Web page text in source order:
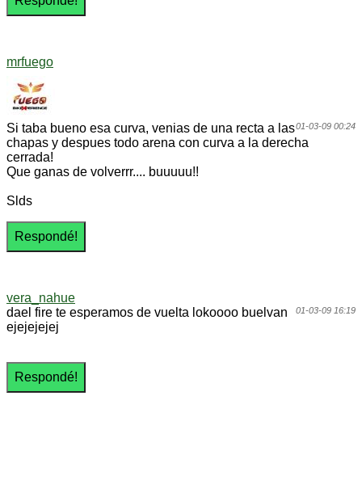
mrfuego
01-03-09 00:24
Si taba bueno esa curva, venias de una recta a las
chapas y despues todo arena con curva a la derecha
cerrada!
Que ganas de volverrr.... buuuuu!!
Slds
vera_nahue
01-03-09 16:19
dael fire te esperamos de vuelta lokoooo buelvan
ejejejejej